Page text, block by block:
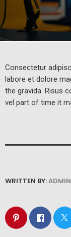
Consectetur
labore et dolore
the gravida. Risus
vel part of time it
WRITTEN BY: